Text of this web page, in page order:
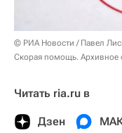
© РИА Новости / Павел
Скорая помощь. Архивное
Читать ria.ru в
Дзен